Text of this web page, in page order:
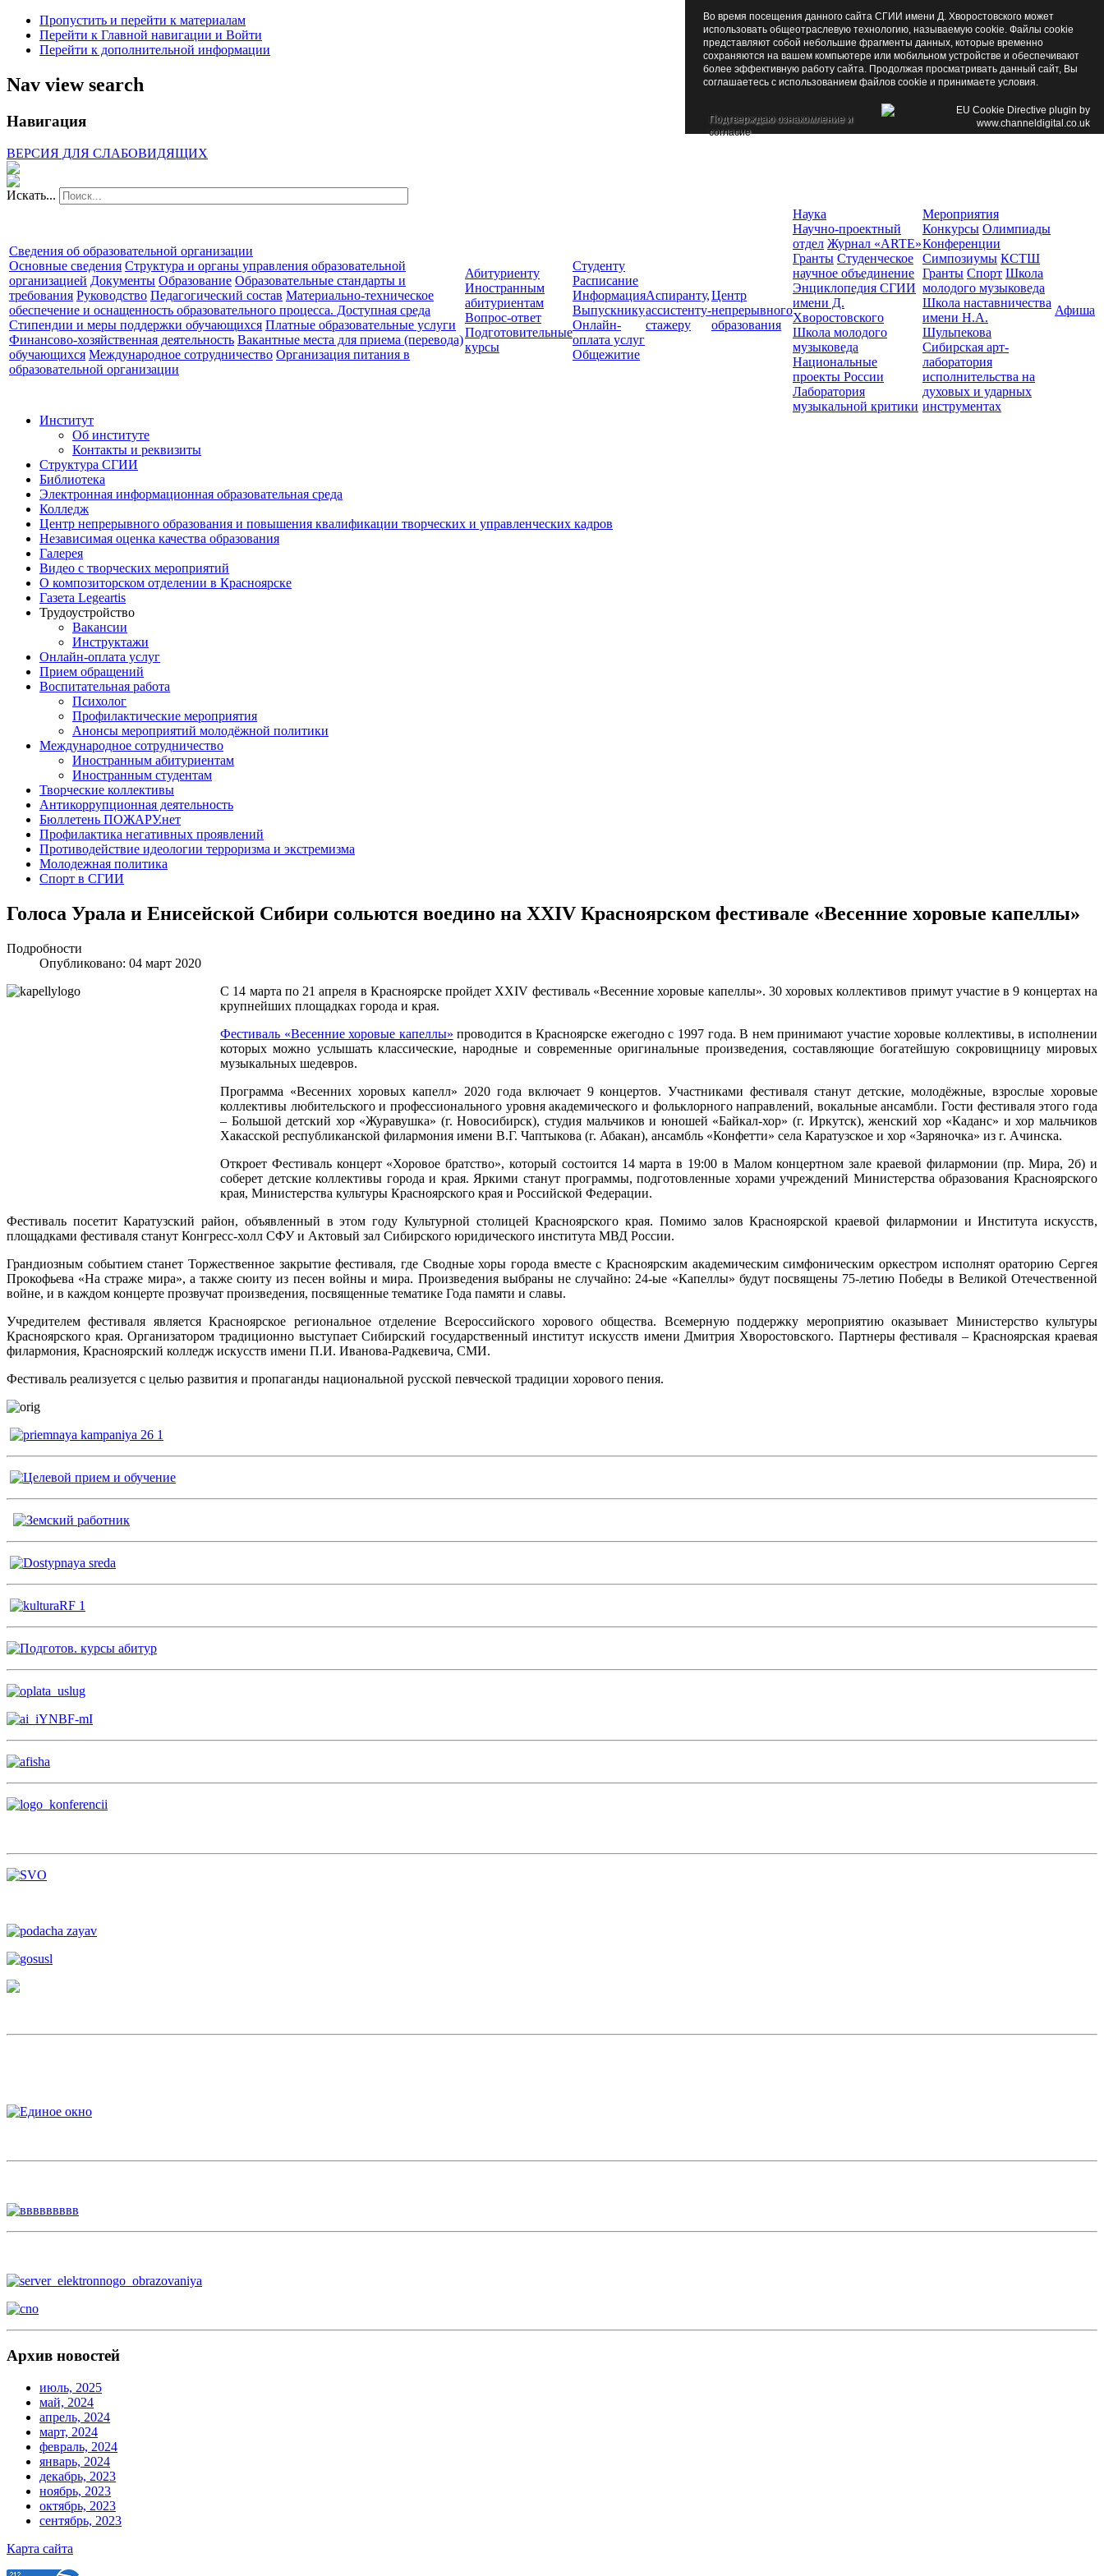
Пропустить и перейти к материалам
Перейти к Главной навигации и Войти
Перейти к дополнительной информации
Nav view search
Навигация
ВЕРСИЯ ДЛЯ СЛАБОВИДЯЩИХ
Искать...
Сведения об образовательной организации
Основные сведения Структура и органы управления образовательной
организацией Документы Образование Образовательные стандарты и
требования Руководство Педагогический состав Материально-техническое
обеспечение и оснащенность образовательного процесса. Доступная среда
Стипендии и меры поддержки обучающихся Платные образовательные услуги
Финансово-хозяйственная деятельность Вакантные места для приема (перевода)
обучающихся Международное сотрудничество Организация питания в
образовательной организации
Абитуриенту
Иностранным
абитуриентам
Вопрос-ответ
Подготовительные
курсы
Студенту
Расписание
Информация
Выпускнику
Онлайн-
оплата услуг
Общежитие
Аспиранту,
ассистенту-
стажеру
Центр
непрерывного
образования
Наука
Научно-проектный
отдел Журнал «ARTE»
Гранты Студенческое
научное объединение
Энциклопедия СГИИ
имени Д.
Хворостовского
Школа молодого
музыковеда
Национальные
проекты России
Лаборатория
музыкальной критики
Мероприятия
Конкурсы Олимпиады
Конференции
Симпозиумы КСТШ
Гранты Спорт Школа
молодого музыковеда
Школа наставничества
имени Н.А.
Шульпекова
Сибирская арт-
лаборатория
исполнительства на
духовых и ударных
инструментах
Афиша
Институт
Об институте
Контакты и реквизиты
Структура СГИИ
Библиотека
Электронная информационная образовательная среда
Колледж
Центр непрерывного образования и повышения квалификации творческих и управленческих кадров
Независимая оценка качества образования
Галерея
Видео с творческих мероприятий
О композиторском отделении в Красноярске
Газета Legeartis
Трудоустройство
Вакансии
Инструктажи
Онлайн-оплата услуг
Прием обращений
Воспитательная работа
Психолог
Профилактические мероприятия
Анонсы мероприятий молодёжной политики
Международное сотрудничество
Иностранным абитуриентам
Иностранным студентам
Творческие коллективы
Антикоррупционная деятельность
Бюллетень ПОЖАРУ.нет
Профилактика негативных проявлений
Противодействие идеологии терроризма и экстремизма
Молодежная политика
Спорт в СГИИ
Голоса Урала и Енисейской Сибири сольются воедино на XXIV Красноярском фестивале «Весенние хоровые капеллы»
Подробности
Опубликовано: 04 март 2020
С 14 марта по 21 апреля в Красноярске пройдет XXIV фестиваль «Весенние хоровые капеллы». 30 хоровых коллективов примут участие в 9 концертах на
крупнейших площадках города и края.
Фестиваль «Весенние хоровые капеллы» проводится в Красноярске ежегодно с 1997 года. В нем принимают участие хоровые коллективы, в исполнении
которых можно услышать классические, народные и современные оригинальные произведения, составляющие богатейшую сокровищницу мировых
музыкальных шедевров.
Программа «Весенних хоровых капелл» 2020 года включает 9 концертов. Участниками фестиваля станут детские, молодёжные, взрослые хоровые
коллективы любительского и профессионального уровня академического и фольклорного направлений, вокальные ансамбли. Гости фестиваля этого года
– Большой детский хор «Журавушка» (г. Новосибирск), студия мальчиков и юношей «Байкал-хор» (г. Иркутск), женский хор «Каданс» и хор мальчиков
Хакасской республиканской филармония имени В.Г. Чаптыкова (г. Абакан), ансамбль «Конфетти» села Каратузское и хор «Заряночка» из г. Ачинска.
Откроет Фестиваль концерт «Хоровое братство», который состоится 14 марта в 19:00 в Малом концертном зале краевой филармонии (пр. Мира, 2б) и
соберет детские коллективы города и края. Яркими станут программы, подготовленные хорами учреждений Министерства образования Красноярского
края, Министерства культуры Красноярского края и Российской Федерации.
Фестиваль посетит Каратузский район, объявленный в этом году Культурной столицей Красноярского края. Помимо залов Красноярской краевой филармонии и Института искусств,
площадками фестиваля станут Конгресс-холл СФУ и Актовый зал Сибирского юридического института МВД России.
Грандиозным событием станет Торжественное закрытие фестиваля, где Сводные хоры города вместе с Красноярским академическим симфоническим оркестром исполнят ораторию Сергея
Прокофьева «На страже мира», а также сюиту из песен войны и мира. Произведения выбраны не случайно: 24-ые «Капеллы» будут посвящены 75-летию Победы в Великой Отечественной
войне, и в каждом концерте прозвучат произведения, посвященные тематике Года памяти и славы.
Учредителем фестиваля является Красноярское региональное отделение Всероссийского хорового общества. Всемерную поддержку мероприятию оказывает Министерство культуры
Красноярского края. Организатором традиционно выступает Сибирский государственный институт искусств имени Дмитрия Хворостовского. Партнеры фестиваля – Красноярская краевая
филармония, Красноярский колледж искусств имени П.И. Иванова-Радкевича, СМИ.
Фестиваль реализуется с целью развития и пропаганды национальной русской певческой традиции хорового пения.
Архив новостей
июль, 2025
май, 2024
апрель, 2024
март, 2024
февраль, 2024
январь, 2024
декабрь, 2023
ноябрь, 2023
октябрь, 2023
сентябрь, 2023
Карта сайта
Во время посещения данного сайта СГИИ имени Д. Хворостовского может
использовать общеотраслевую технологию, называемую cookie. Файлы cookie
представляют собой небольшие фрагменты данных, которые временно
сохраняются на вашем компьютере или мобильном устройстве и обеспечивают
более эффективную работу сайта. Продолжая просматривать данный сайт, Вы
соглашаетесь с использованием файлов cookie и принимаете условия.
Подтверждаю ознакомление и
согласие